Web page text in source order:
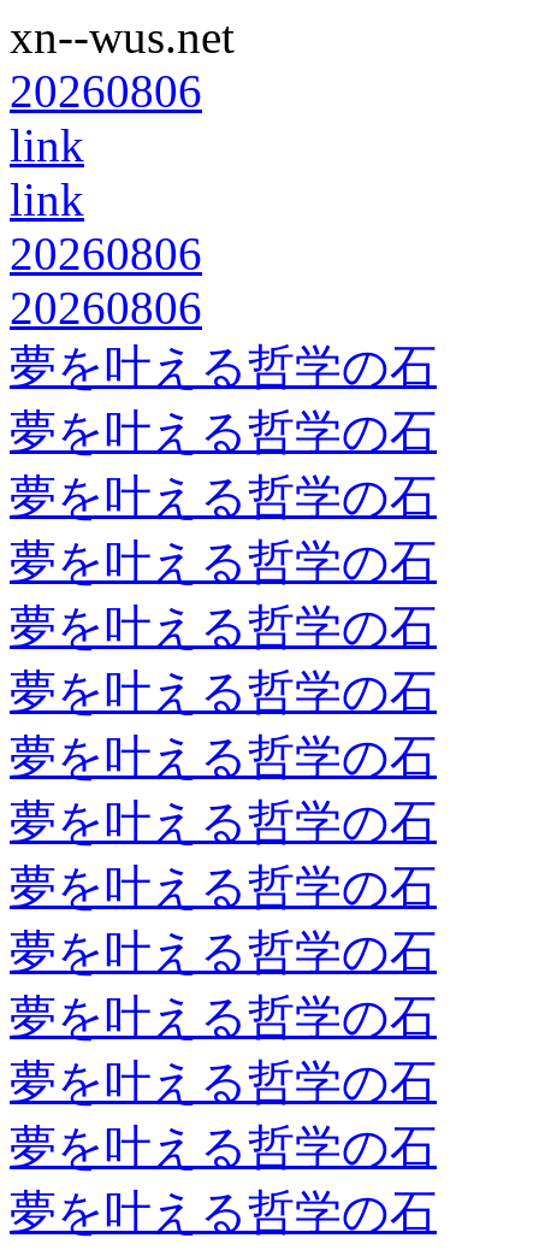
xn--wus.net
20260806
link
link
20260806
20260806
夢を叶える哲学の石
夢を叶える哲学の石
夢を叶える哲学の石
夢を叶える哲学の石
夢を叶える哲学の石
夢を叶える哲学の石
夢を叶える哲学の石
夢を叶える哲学の石
夢を叶える哲学の石
夢を叶える哲学の石
夢を叶える哲学の石
夢を叶える哲学の石
夢を叶える哲学の石
夢を叶える哲学の石